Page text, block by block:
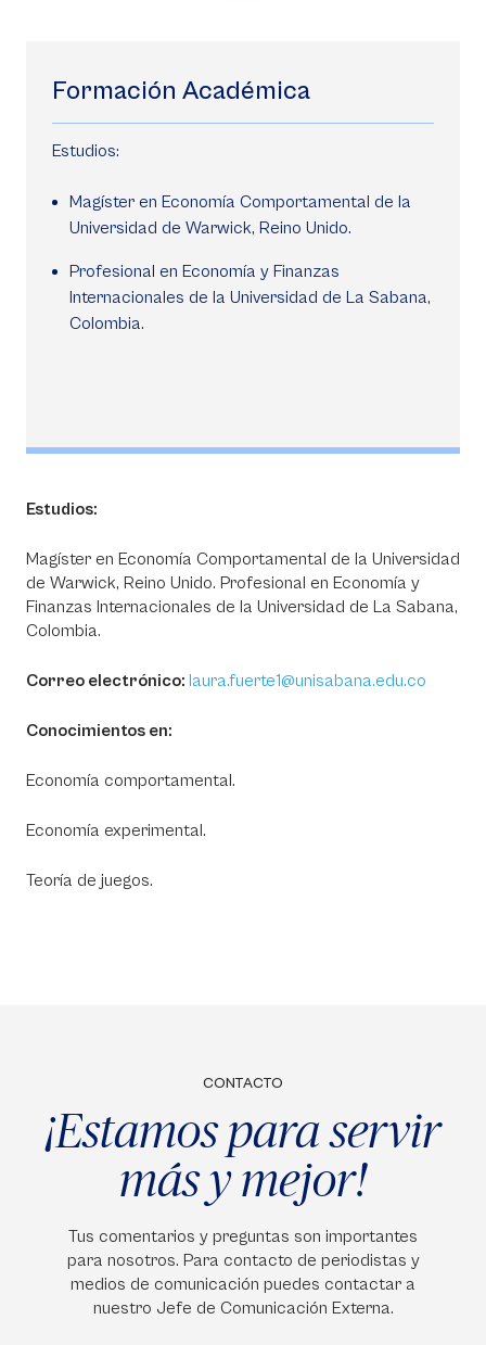
Formación Académica
Estudios:
Magíster en Economía Comportamental de la
Universidad de Warwick, Reino Unido.
Profesional en Economía y Finanzas
Internacionales de la Universidad de La Sabana,
Colombia.
Estudios:
Magíster en Economía Comportamental de la Universidad
de Warwick, Reino Unido. Profesional en Economía y
Finanzas Internacionales de la Universidad de La Sabana,
Colombia.
Correo electrónico: laura.fuerte1@unisabana.edu.co
Conocimientos en:
Economía comportamental.
Economía experimental.
Teoría de juegos.
CONTACTO
¡Estamos para servir
más y mejor!
Tus comentarios y preguntas son importantes
para nosotros. Para contacto de periodistas y
medios de comunicación puedes contactar a
nuestro Jefe de Comunicación Externa.